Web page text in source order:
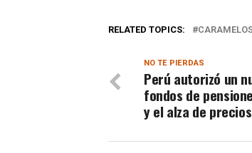
RELATED TOPICS:
NO TE PIERDAS
Perú autorizó un
fondos de
y el alza de precios